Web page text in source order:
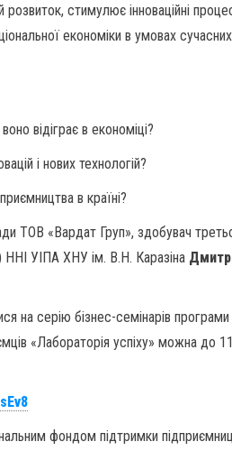
стимулює інноваційні
економіки в умовах сучасних
відіграє в економіці?
і нових технологій?
в країні?
ТОВ «Вардат Груп», здобувач
ННІ УІПА ХНУ ім. В.Н. Каразіна
на серію бізнес-семінарів
«Лабораторія успіху» можна до 11
фондом підтримки